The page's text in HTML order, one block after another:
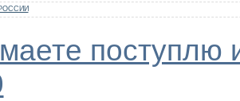
поступлю